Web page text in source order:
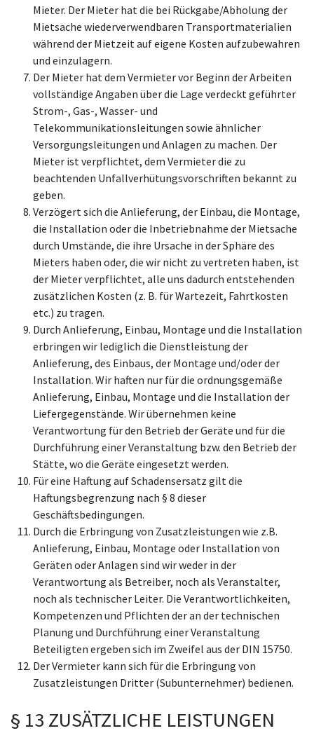
Mieter. Der Mieter hat die bei Rückgabe/Abholung der
Mietsache wiederverwendbaren Transportmaterialien
während der Mietzeit auf eigene Kosten aufzubewahren
und einzulagern.
Der Mieter hat dem Vermieter vor Beginn der Arbeiten
vollständige Angaben über die Lage verdeckt geführter
Strom-, Gas-, Wasser- und
Telekommunikationsleitungen sowie ähnlicher
Versorgungsleitungen und Anlagen zu machen. Der
Mieter ist verpflichtet, dem Vermieter die zu
beachtenden Unfallverhütungsvorschriften bekannt zu
geben.
Verzögert sich die Anlieferung, der Einbau, die Montage,
die Installation oder die Inbetriebnahme der Mietsache
durch Umstände, die ihre Ursache in der Sphäre des
Mieters haben oder, die wir nicht zu vertreten haben, ist
der Mieter verpflichtet, alle uns dadurch entstehenden
zusätzlichen Kosten (z. B. für Wartezeit, Fahrtkosten
etc.) zu tragen.
Durch Anlieferung, Einbau, Montage und die Installation
erbringen wir lediglich die Dienstleistung der
Anlieferung, des Einbaus, der Montage und/oder der
Installation. Wir haften nur für die ordnungsgemäße
Anlieferung, Einbau, Montage und die Installation der
Liefergegenstände. Wir übernehmen keine
Verantwortung für den Betrieb der Geräte und für die
Durchführung einer Veranstaltung bzw. den Betrieb der
Stätte, wo die Geräte eingesetzt werden.
Für eine Haftung auf Schadensersatz gilt die
Haftungsbegrenzung nach § 8 dieser
Geschäftsbedingungen.
Durch die Erbringung von Zusatzleistungen wie z.B.
Anlieferung, Einbau, Montage oder Installation von
Geräten oder Anlagen sind wir weder in der
Verantwortung als Betreiber, noch als Veranstalter,
noch als technischer Leiter. Die Verantwortlichkeiten,
Kompetenzen und Pflichten der an der technischen
Planung und Durchführung einer Veranstaltung
Beteiligten ergeben sich im Zweifel aus der DIN 15750.
Der Vermieter kann sich für die Erbringung von
Zusatzleistungen Dritter (Subunternehmer) bedienen.
§ 13 ZUSÄTZLICHE LEISTUNGEN